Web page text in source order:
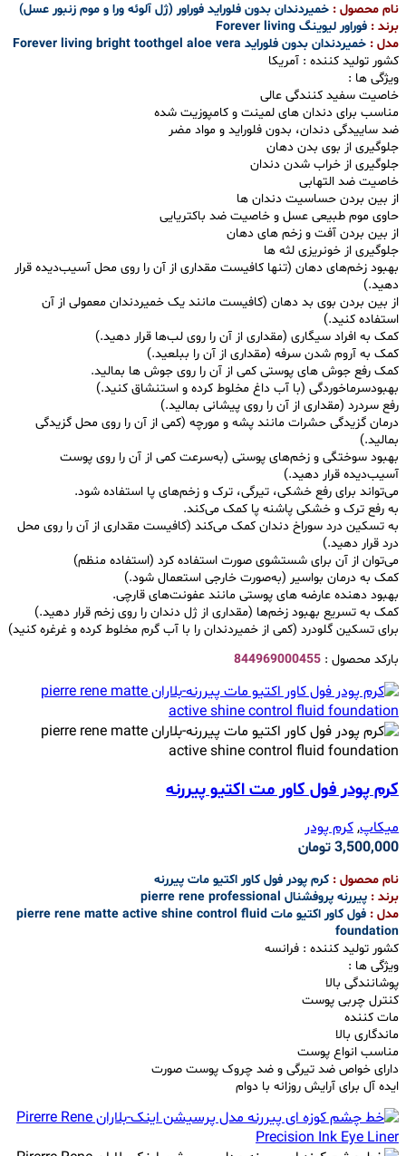
نام محصول : خمیردندان بدون فلوراید فوراور (ژل آلوئه ورا و موم زنبور عسل)
برند : فوراور لیوینگ Forever living
مدل : خمیردندان بدون فلوراید Forever living bright toothgel aloe vera
کشور تولید کننده : آمریکا
ویژگی ها :
خاصیت سفید کنندگی عالی
مناسب برای دندان های لمینت و کامپوزیت شده
ضد ساییدگی دندان، بدون فلوراید و مواد مضر
جلوگیری از بوی بدن دهان
جلوگیری از خراب شدن دندان
خاصیت ضد التهابی
از بین بردن حساسیت دندان ها
حاوی موم طبیعی عسل و خاصیت ضد باکتریایی
از بین بردن آفت و زخم های دهان
جلوگیری از خونریزی لثه ها
بهبود زخم‌های دهان (تنها کافیست مقداری از آن را روی محل آسیب‌دیده قرار
دهید.)
از بین بردن بوی بد دهان (کافیست مانند یک خمیردندان معمولی از آن
استفاده کنید.)
کمک به افراد سیگاری (مقداری از آن را روی لب‌ها قرار دهید.)
کمک به آروم شدن سرفه (مقداری از آن را ببلعید.)
کمک رفع جوش های پوستی کمی از آن را روی جوش ها بمالید.
بهبودسرماخوردگی (با آب داغ مخلوط کرده و استنشاق کنید.)
رفع سردرد (مقداری از آن را روی پیشانی بمالید.)
درمان گزیدگی حشرات مانند پشه و مورچه (کمی از آن را روی محل گزیدگی
بمالید.)
بهبود سوختگی و زخم‌های پوستی (به‌سرعت کمی از آن را روی پوست
آسیب‌دیده قرار دهید.)
می‌تواند برای رفع خشکی، تیرگی، ترک و زخم‌های پا استفاده شود.
به رفع ترک و خشکی پاشنه پا کمک می‌کند.
به تسکین درد سوراخ دندان کمک می‌کند (کافیست مقداری از آن را روی محل
درد قرار دهید.)
می‌توان از آن برای شستشوی صورت استفاده کرد (استفاده منظم)
کمک به درمان بواسیر (به‌صورت خارجی استعمال شود.)
بهبود دهنده عارضه ‌های پوستی مانند عفونت‌های قارچی.
کمک به تسریع بهبود زخم‌ها (مقداری از ژل دندان را روی زخم قرار دهید.)
برای تسکین گلودرد (کمی از خمیردندان را با آب گرم مخلوط کرده و غرغره کنید)
بارکد محصول : 844969000455
کرم پودر فول کاور مت اکتیو پیررنه
میکاپ,کرم پودر
3,500,000تومان
نام محصول : کرم پودر فول کاور اکتیو مات پیررنه
برند : پیررنه پروفشنال pierre rene professional
مدل :
فول کاور اکتیو مات pierre rene matte active shine control fluid
foundation
کشور تولید کننده : فرانسه
ویژگی ها :
پوشانندگی بالا
کنترل چربی پوست
مات کننده
ماندگاری بالا
مناسب انواع پوست
دارای خواص ضد تیرگی و ضد چروک پوست صورت
ایده آل برای آرایش روزانه با دوام